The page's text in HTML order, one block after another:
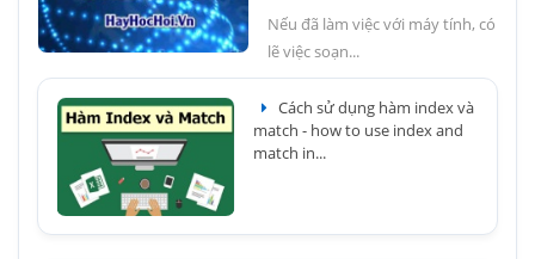
Nếu đã làm việc với máy tính, có
lẽ việc soạn...
Cách sử dụng hàm index và
match - how to use index and
match in...